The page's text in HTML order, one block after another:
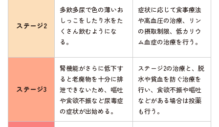
ステージ2
多飲多尿で色の薄いお
しっこをしたり水をた
くさん飲むようにな
る。
症状に応じて食事療法
や高血圧の治療、リン
の摂取制限、低カリウ
ム血症の治療を行う。
ステージ3
腎機能がさらに低下す
ると老廃物を十分に排
泄できないため、嘔吐
や食欲不振など尿毒症
の症状が出始める。
ステージ2の治療と、脱
水や貧血を防ぐ治療を
行い、食欲不振や嘔吐
などがある場合は投薬
も行う。